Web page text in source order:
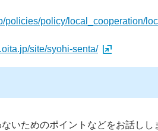
policies/policy/local_cooperation/
site/syohi-senta/
いためのポイントなどをお話しし